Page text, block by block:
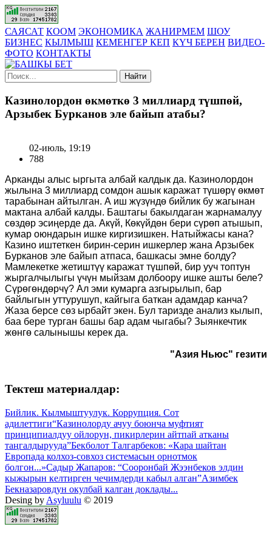
САЯСАТ КООМ ЭКОНОМИКА ЖАНИРМЕМ ШОУ
БИЗНЕС КЫЛМЫШ КЕМЕНГЕР КЕП КҮЧ БЕРЕН ВИДЕО-
ФОТО КОНТАКТЫ
Найти
Казинолордон өкмөткө 3 миллиард түшпөй,
Арзыбек Бурканов эле байып атабы?
02-июль, 19:19
788
Арканды алыс ыргыта албай калдык да. Казинолордон
жылына 3 миллиард сомдон ашык каражат түшөрү өкмөт
тарабынан айтылган. А иш жүзүндө бийлик бу жагынан
мактана албай калды. Баштагы бакылдаган жарнамалуу
сөздөр эсиңерде да. Акүй, Көкүйдөн бери сүрөп атышып,
кумар оюндарын ишке киргизишкен. Натыйжасы кана?
Казино иштеткен бирин-серин ишкерлер жана Арзыбек
Бурканов эле байып атпаса, башкасы эмне болду?
Мамлекетке жетиштүү каражат түшпөй, бир ууч топтун
жыргалчылыгы үчүн мыйзам долбоору ишке ашты беле?
Сүрөгөндөрчү? Ал эми кумарга азгырылып, бар
байлыгын уттурушуп, кайгыга баткан адамдар канча?
Жаза берсе сөз ырбайт экен. Бул таризде анализ кылып,
баа бере турган башы бар адам чыгабы? Зыянкечтик
жөнгө салынышы керек да.
"Азия Ньюс" гезити
Тектеш материалдар:
Бийлик. Кылмыштуулук. Коррупция. Сот
адилеттиги“Казинолорду ачуу боюнча муфтият
принципиалдуу ойлорун, пикирлерин айтпай атканы
таңгалдырууда”Бекболот Талгарбеков: «Кара шайтан
Европада колхоз-совхоз системасын орнотмок
болгон...»Садыр Жапаров: “Сооронбай Жээнбеков элдин
кыжырын келтирген чечимдерди кабыл алган”Азимбек
Бекназаровдун окулбай калган доклады...
Desing by Asyluulu © 2019